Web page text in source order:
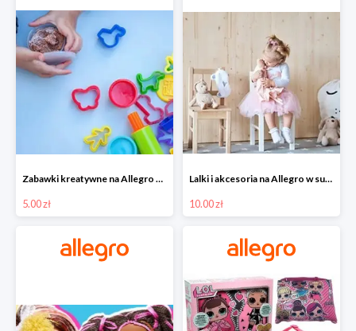
Zabawki kreatywne na Allegro w super cenach od 5 zł
5.00 zł
Lalki i akcesoria na Allegro w super cenach od 10 zł
10.00 zł